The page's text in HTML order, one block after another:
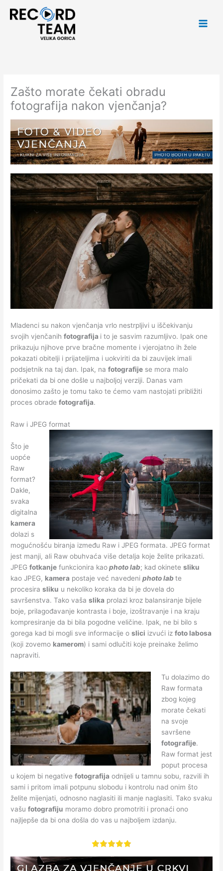
Zašto morate čekati obradu
fotografija nakon vjenčanja?
Mladenci su nakon vjenčanja vrlo nestrpljivi u iščekivanju
svojih vjenčanihfotografija i to je sasvim razumljivo. Ipak one
prikazuju njihove prve bračne momente i vjerojatno ih žele
pokazati obitelji i prijateljima i uokviriti da bi zauvijek imali
podsjetnik na taj dan. Ipak, nafotografije se mora malo
pričekati da bi one došle u najboljoj verziji. Danas vam
donosimo zašto je tomu tako te ćemo vam nastojati približiti
proces obradefotografija.
Raw i JPEG format
Što je
uopće
Raw
format?
Dakle,
svaka
digitalna
kamera
dolazi s
mogućnošću biranja između Raw i JPEG formata. JPEG format
jest manji, ali Raw obuhvaća više detalja koje želite prikazati.
JPEGfotkanje funkcionira kaophoto lab; kad okinetesliku
kao JPEG, kamera postaje već navedeniphoto lab te
procesirasliku u nekoliko koraka da bi je dovela do
savršenstva. Tako vašaslika prolazi kroz balansiranje bijele
boje, prilagođavanje kontrasta i boje, izoštravanje i na kraju
kompresiranje da bi bila pogodne veličine. Ipak, ne bi bilo s
gorega kad bi mogli sve informacije oslici izvući izfoto labosa
(koji zovemo kamerom) i sami odlučiti koje preinake želimo
napraviti.
Tu dolazimo do
Raw formata
zbog kojeg
morate čekati
na svoje
savršene
fotografije.
Raw format jest
poput procesa
u kojem bi negativefotografija odnijeli u tamnu sobu, razvili ih
sami i pritom imali potpunu slobodu i kontrolu nad onim što
želite mijenjati, odnosno naglasiti ili manje naglasiti. Tako svaku
vašufotografiju moramo dobro promotriti i pronaći ono
najljepše da bi ona došla do vas u najboljem izdanju.